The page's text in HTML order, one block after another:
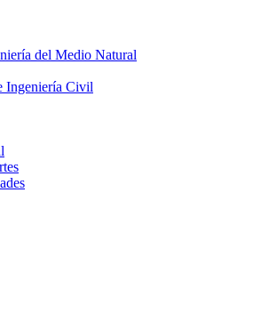
del Medio Natural
Ingeniería Civil